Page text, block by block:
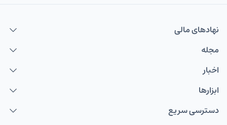
نهاد‌های مالی
مجله
اخبار
ابزارها
دسترسی سریع